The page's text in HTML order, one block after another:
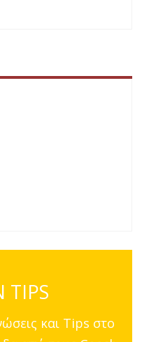
και Tips στο